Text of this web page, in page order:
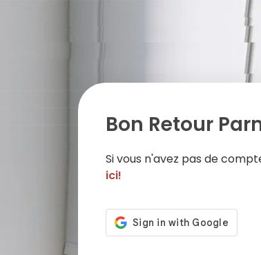
Bon Retour
Si vous n'avez pas de
ici!